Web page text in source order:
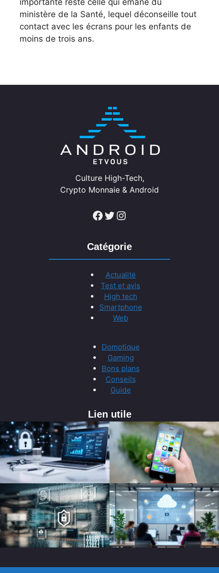
ministère de la Santé, lequel déconseille tout
contact avec les écrans pour les enfants de
moins de trois ans.
Culture High-Tech,
Crypto Monnaie & Android
Facebook Twitter Instagram
Catégorie
Actualité
Test et avis
High tech
Smartphone
Web
Domotique
Gaming
Bons plans
Conseils
Guide
Lien utile